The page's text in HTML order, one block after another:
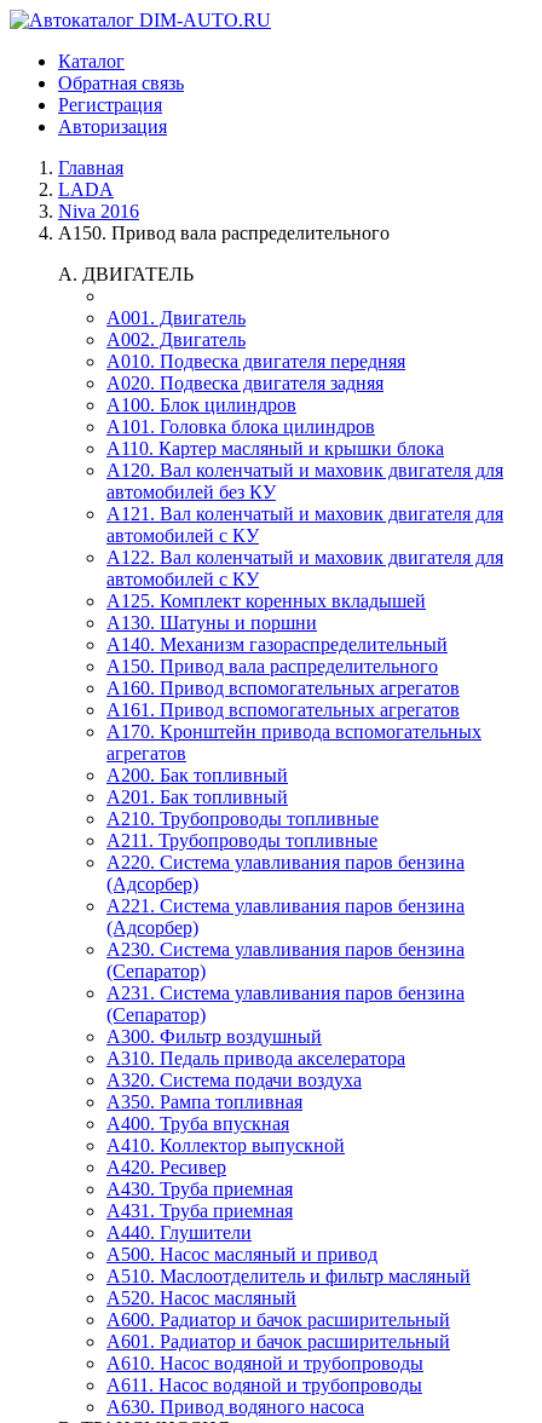
Каталог
Обратная связь
Регистрация
Авторизация
Главная
LADA
Niva 2016
A150. Привод вала распределительного
A. ДВИГАТЕЛЬ
A001. Двигатель
A002. Двигатель
A010. Подвеска двигателя передняя
A020. Подвеска двигателя задняя
A100. Блок цилиндров
A101. Головка блока цилиндров
A110. Картер масляный и крышки блока
A120. Вал коленчатый и маховик двигателя для
автомобилей без КУ
A121. Вал коленчатый и маховик двигателя для
автомобилей с КУ
A122. Вал коленчатый и маховик двигателя для
автомобилей с КУ
A125. Комплект коренных вкладышей
A130. Шатуны и поршни
A140. Механизм газораспределительный
A150. Привод вала распределительного
A160. Привод вспомогательных агрегатов
A161. Привод вспомогательных агрегатов
A170. Кронштейн привода вспомогательных
агрегатов
A200. Бак топливный
A201. Бак топливный
A210. Трубопроводы топливные
A211. Трубопроводы топливные
A220. Система улавливания паров бензина
(Адсорбер)
A221. Система улавливания паров бензина
(Адсорбер)
A230. Система улавливания паров бензина
(Сепаратор)
A231. Система улавливания паров бензина
(Сепаратор)
A300. Фильтр воздушный
A310. Педаль привода акселератора
A320. Система подачи воздуха
A350. Рампа топливная
A400. Труба впускная
A410. Коллектор выпускной
A420. Ресивер
A430. Труба приемная
A431. Труба приемная
A440. Глушители
A500. Насос масляный и привод
A510. Маслоотделитель и фильтр масляный
A520. Насос масляный
A600. Радиатор и бачок расширительный
A601. Радиатор и бачок расширительный
A610. Насос водяной и трубопроводы
A611. Насос водяной и трубопроводы
A630. Привод водяного насоса